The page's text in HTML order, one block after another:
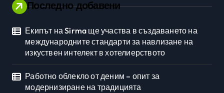
Последно добавени
Екипът на Sirma ще участва в създаването на
международните стандарти за навлизане на
изкуствен интелект в хотелиерството
Работно облекло от деним – опит за
модернизиране на традицията